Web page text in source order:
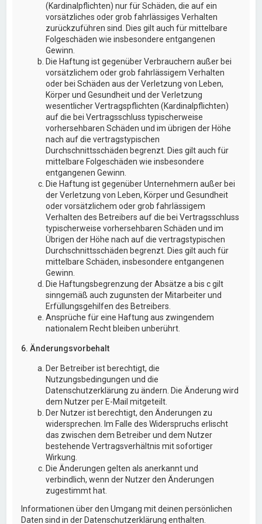
(Kardinalpflichten) nur für Schäden, die auf ein
vorsätzliches oder grob fahrlässiges Verhalten
zurückzuführen sind. Dies gilt auch für mittelbare
Folgeschäden wie insbesondere entgangenen
Gewinn.
Die Haftung ist gegenüber Verbrauchern außer bei
vorsätzlichem oder grob fahrlässigem Verhalten
oder bei Schäden aus der Verletzung von Leben,
Körper und Gesundheit und der Verletzung
wesentlicher Vertragspflichten (Kardinalpflichten)
auf die bei Vertragsschluss typischerweise
vorhersehbaren Schäden und im übrigen der Höhe
nach auf die vertragstypischen
Durchschnittsschäden begrenzt. Dies gilt auch für
mittelbare Folgeschäden wie insbesondere
entgangenen Gewinn.
Die Haftung ist gegenüber Unternehmern außer bei
der Verletzung von Leben, Körper und Gesundheit
oder vorsätzlichem oder grob fahrlässigem
Verhalten des Betreibers auf die bei Vertragsschluss
typischerweise vorhersehbaren Schäden und im
Übrigen der Höhe nach auf die vertragstypischen
Durchschnittsschäden begrenzt. Dies gilt auch für
mittelbare Schäden, insbesondere entgangenen
Gewinn.
Die Haftungsbegrenzung der Absätze a bis c gilt
sinngemäß auch zugunsten der Mitarbeiter und
Erfüllungsgehilfen des Betreibers.
Ansprüche für eine Haftung aus zwingendem
nationalem Recht bleiben unberührt.
6. Änderungsvorbehalt
Der Betreiber ist berechtigt, die
Nutzungsbedingungen und die
Datenschutzerklärung zu ändern. Die Änderung wird
dem Nutzer per E-Mail mitgeteilt.
Der Nutzer ist berechtigt, den Änderungen zu
widersprechen. Im Falle des Widerspruchs erlischt
das zwischen dem Betreiber und dem Nutzer
bestehende Vertragsverhältnis mit sofortiger
Wirkung.
Die Änderungen gelten als anerkannt und
verbindlich, wenn der Nutzer den Änderungen
zugestimmt hat.
Informationen über den Umgang mit deinen persönlichen
Daten sind in der Datenschutzerklärung enthalten.